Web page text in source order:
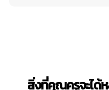
สิ่งที่คุณครูจะได้